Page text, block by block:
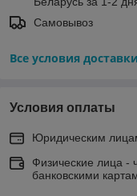
Самовывоз
Все условия доставки
Условия оплаты
Юридическим
Физические лица -
банковскими